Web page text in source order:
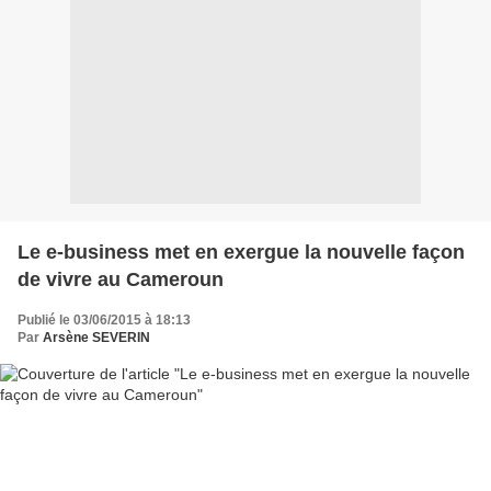
Le e-business met en exergue la nouvelle façon
de vivre au Cameroun
Publié le 03/06/2015 à 18:13
Par Arsène SEVERIN